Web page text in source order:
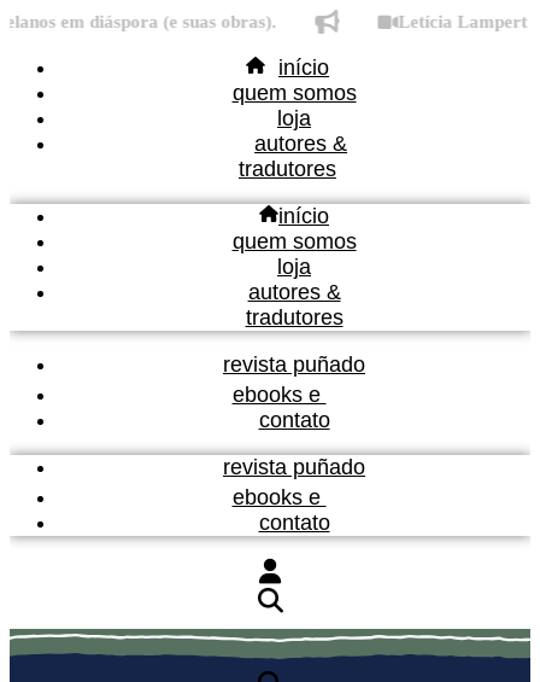
Ir
conteúdo
em diáspora (e suas obras). Letícia Lampert fala
início
quem somos
loja
autores &
tradutores
início
quem somos
loja
autores &
tradutores
revista puñado
ebooks e
contato
revista puñado
ebooks e
contato